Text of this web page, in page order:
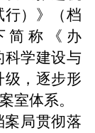
行）》（档
简称《办
科学建设与
级 ， 逐步形
室体系。
案局贯彻落